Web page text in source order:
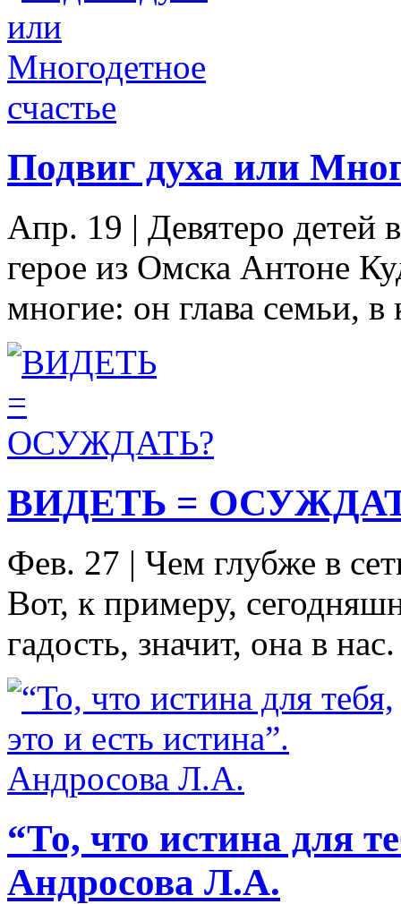
Подвиг духа или
Апр. 19 | Девятеро детей
герое из Омска Антоне
многие: он глава семьи, в
ВИДЕТЬ =
Фев. 27 | Чем глубже в
Вот, к примеру,
гадость, значит, она в
“То, что истина для
Андросова Л.А.